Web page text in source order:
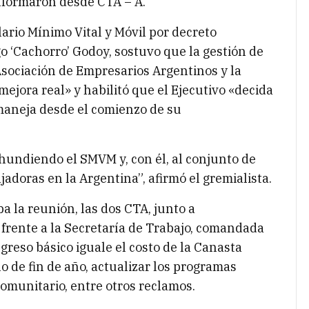
Mínimo Vital y Móvil por decreto
Godoy, sostuvo que la gestión de
de Empresarios Argentinos y la
real» y habilitó que el Ejecutivo «decida
desde el comienzo de su
el SMVM y, con él, al conjunto de
en la Argentina”, afirmó el gremialista.
la reunión, las dos CTA, junto a
a la Secretaría de Trabajo, comandada
básico iguale el costo de la Canasta
de fin de año, actualizar los programas
entre otros reclamos.